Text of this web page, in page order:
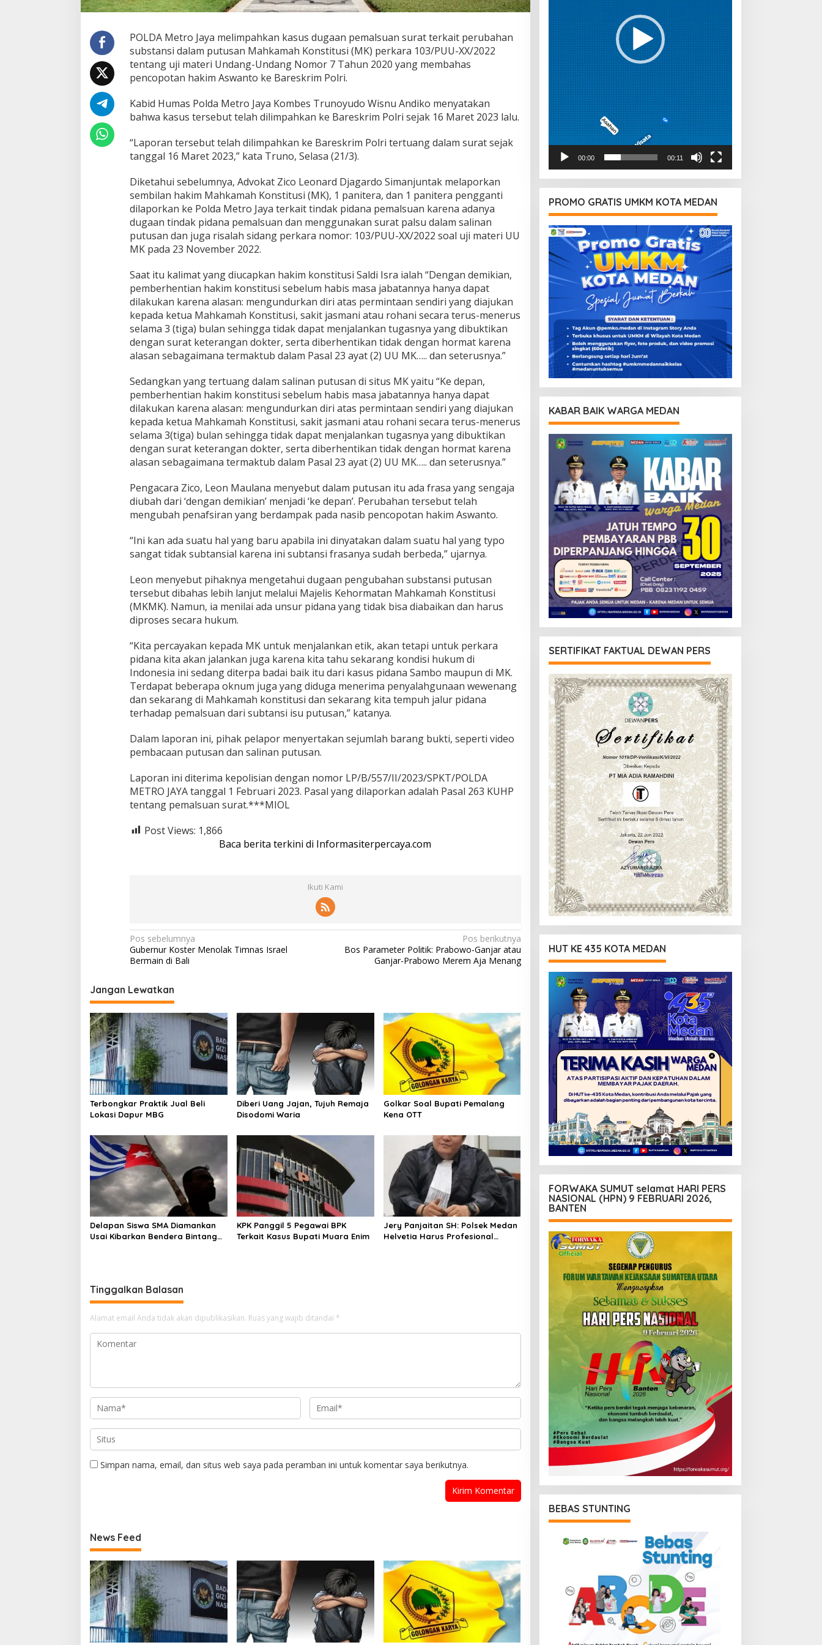
n
a
k
i
m
M
e
B
r
e
k
r
m
P
o
l
r
POLDA Metro Jaya melimpahkan kasus dugaan pemalsuan surat terkait perubahan
substansi dalam putusan Mahkamah Konstitusi (MK) perkara 103/PUU-XX/2022
tentang uji materi Undang-Undang Nomor 7 Tahun 2020 yang membahas
pencopotan hakim Aswanto ke Bareskrim Polri.
Kabid Humas Polda Metro Jaya Kombes Trunoyudo Wisnu Andiko menyatakan
bahwa kasus tersebut telah dilimpahkan ke Bareskrim Polri sejak 16 Maret 2023 lalu.
“Laporan tersebut telah dilimpahkan ke Bareskrim Polri tertuang dalam surat sejak
tanggal 16 Maret 2023,” kata Truno, Selasa (21/3).
Diketahui sebelumnya, Advokat Zico Leonard Djagardo Simanjuntak melaporkan
sembilan hakim Mahkamah Konstitusi (MK), 1 panitera, dan 1 panitera pengganti
dilaporkan ke Polda Metro Jaya terkait tindak pidana pemalsuan karena adanya
dugaan tindak pidana pemalsuan dan menggunakan surat palsu dalam salinan
putusan dan juga risalah sidang perkara nomor: 103/PUU-XX/2022 soal uji materi UU
MK pada 23 November 2022.
Saat itu kalimat yang diucapkan hakim konstitusi Saldi Isra ialah “Dengan demikian,
pemberhentian hakim konstitusi sebelum habis masa jabatannya hanya dapat
dilakukan karena alasan: mengundurkan diri atas permintaan sendiri yang diajukan
kepada ketua Mahkamah Konstitusi, sakit jasmani atau rohani secara terus-menerus
selama 3 (tiga) bulan sehingga tidak dapat menjalankan tugasnya yang dibuktikan
dengan surat keterangan dokter, serta diberhentikan tidak dengan hormat karena
alasan sebagaimana termaktub dalam Pasal 23 ayat (2) UU MK….. dan seterusnya.”
Sedangkan yang tertuang dalam salinan putusan di situs MK yaitu “Ke depan,
pemberhentian hakim konstitusi sebelum habis masa jabatannya hanya dapat
dilakukan karena alasan: mengundurkan diri atas permintaan sendiri yang diajukan
kepada ketua Mahkamah Konstitusi, sakit jasmani atau rohani secara terus-menerus
selama 3(tiga) bulan sehingga tidak dapat menjalankan tugasnya yang dibuktikan
dengan surat keterangan dokter, serta diberhentikan tidak dengan hormat karena
alasan sebagaimana termaktub dalam Pasal 23 ayat (2) UU MK….. dan seterusnya.”
Pengacara Zico, Leon Maulana menyebut dalam putusan itu ada frasa yang sengaja
diubah dari ‘dengan demikian’ menjadi ‘ke depan’. Perubahan tersebut telah
mengubah penafsiran yang berdampak pada nasib pencopotan hakim Aswanto.
“Ini kan ada suatu hal yang baru apabila ini dinyatakan dalam suatu hal yang typo
sangat tidak subtansial karena ini subtansi frasanya sudah berbeda,” ujarnya.
Leon menyebut pihaknya mengetahui dugaan pengubahan substansi putusan
tersebut dibahas lebih lanjut melalui Majelis Kehormatan Mahkamah Konstitusi
(MKMK). Namun, ia menilai ada unsur pidana yang tidak bisa diabaikan dan harus
diproses secara hukum.
“Kita percayakan kepada MK untuk menjalankan etik, akan tetapi untuk perkara
pidana kita akan jalankan juga karena kita tahu sekarang kondisi hukum di
Indonesia ini sedang diterpa badai baik itu dari kasus pidana Sambo maupun di MK.
Terdapat beberapa oknum juga yang diduga menerima penyalahgunaan wewenang
dan sekarang di Mahkamah konstitusi dan sekarang kita tempuh jalur pidana
terhadap pemalsuan dari subtansi isu putusan,” katanya.
Dalam laporan ini, pihak pelapor menyertakan sejumlah barang bukti, seperti video
pembacaan putusan dan salinan putusan.
Laporan ini diterima kepolisian dengan nomor LP/B/557/II/2023/SPKT/POLDA
METRO JAYA tanggal 1 Februari 2023. Pasal yang dilaporkan adalah Pasal 263 KUHP
tentang pemalsuan surat.***MIOL
Post Views: 1,866
Baca berita terkini di Informasiterpercaya.com
Ikuti Kami
N
a
i
g
a
s
i
p
o
s
Pos sebelumnya
Gubernur Koster Menolak Timnas Israel
Bermain di Bali
Pos berikutnya
Bos Parameter Politik: Prabowo-Ganjar atau
Ganjar-Prabowo Merem Aja Menang
Jangan Lewatkan
Terbongkar Praktik Jual Beli
Lokasi Dapur MBG
Diberi Uang Jajan, Tujuh Remaja
Disodomi Waria
Golkar Soal Bupati Pemalang
Kena OTT
Delapan Siswa SMA Diamankan
Usai Kibarkan Bendera Bintang
KPK Panggil 5 Pegawai BPK
Terkait Kasus Bupati Muara Enim
Jery Panjaitan SH: Polsek Medan
Helvetia Harus Profesional
Tinggalkan Balasan
Alamat email Anda tidak akan dipublikasikan. Ruas yang wajib ditandai *
Simpan nama, email, dan situs web saya pada peramban ini untuk komentar saya berikutnya.
News Feed
00:00 00:11
PROMO GRATIS UMKM KOTA MEDAN
KABAR BAIK WARGA MEDAN
SERTIFIKAT FAKTUAL DEWAN PERS
HUT KE 435 KOTA MEDAN
FORWAKA SUMUT selamat HARI PERS
NASIONAL (HPN) 9 FEBRUARI 2026,
BANTEN
BEBAS STUNTING